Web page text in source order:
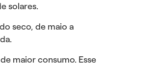
solares.
seco, de maio a
maior consumo. Esse